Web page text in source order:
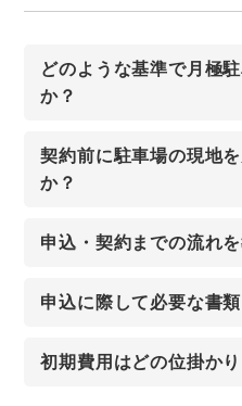
どのような基準で月極
か？
契約前に駐車場の現地
か？
申込・契約までの流れ
申込に際して必要な書
初期費用はどの位掛か